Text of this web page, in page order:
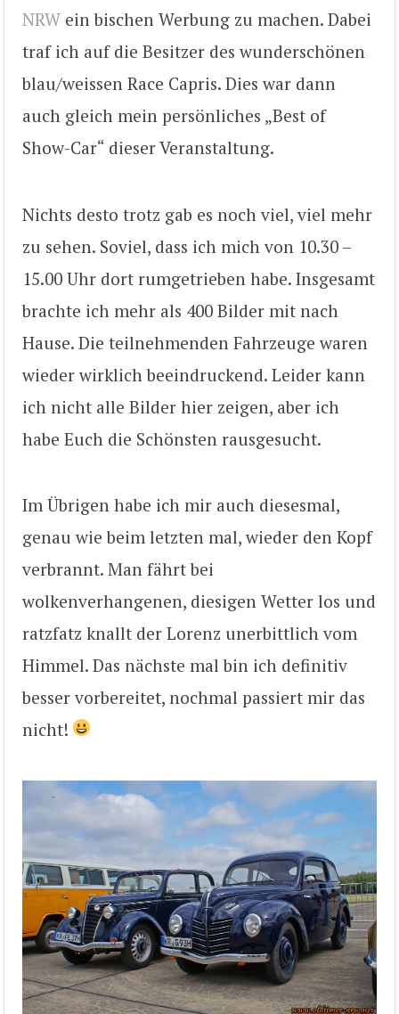
NRW ein bischen Werbung zu machen. Dabei
traf ich auf die Besitzer des wunderschönen
blau/weissen Race Capris. Dies war dann
auch gleich mein persönliches „Best of
Show-Car“ dieser Veranstaltung.
Nichts desto trotz gab es noch viel, viel mehr
zu sehen. Soviel, dass ich mich von 10.30 –
15.00 Uhr dort rumgetrieben habe. Insgesamt
brachte ich mehr als 400 Bilder mit nach
Hause. Die teilnehmenden Fahrzeuge waren
wieder wirklich beeindruckend. Leider kann
ich nicht alle Bilder hier zeigen, aber ich
habe Euch die Schönsten rausgesucht.
Im Übrigen habe ich mir auch diesesmal,
genau wie beim letzten mal, wieder den Kopf
verbrannt. Man fährt bei
wolkenverhangenen, diesigen Wetter los und
ratzfatz knallt der Lorenz unerbittlich vom
Himmel. Das nächste mal bin ich definitiv
besser vorbereitet, nochmal passiert mir das
nicht!